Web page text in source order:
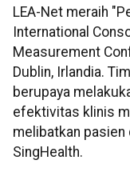
LEA-Net meraih
International
Measurement
Dublin, Irlandia.
berupaya
efektivitas klinis
melibatkan pasien
SingHealth.